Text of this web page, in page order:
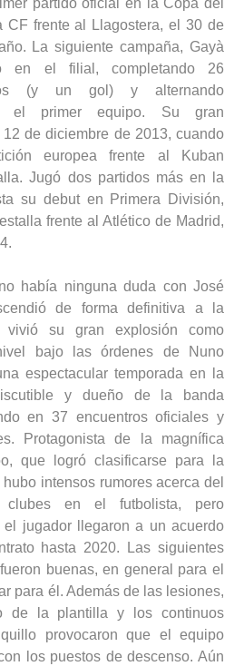
partido oficial en la Copa del
CF frente al Llagostera, el 30 de
La siguiente campaña, Gayà
en el filial, completando 26
(y un gol) y alternando
el primer equipo. Su gran
de diciembre de 2013, cuando
europea frente al Kuban
Jugó dos partidos más en la
su debut en Primera División,
frente al Atlético de Madrid,
había ninguna duda con José
de forma definitiva a la
vivió su gran explosión como
bajo las órdenes de Nuno
espectacular temporada en la
y dueño de la banda
en 37 encuentros oficiales y
Protagonista de la magnífica
que logró clasificarse para la
intensos rumores acerca del
clubes en el futbolista, pero
jugador llegaron a un acuerdo
hasta 2020. Las siguientes
buenas, en general para el
para él. Además de las lesiones,
de la plantilla y los continuos
provocaron que el equipo
los puestos de descenso. Aún